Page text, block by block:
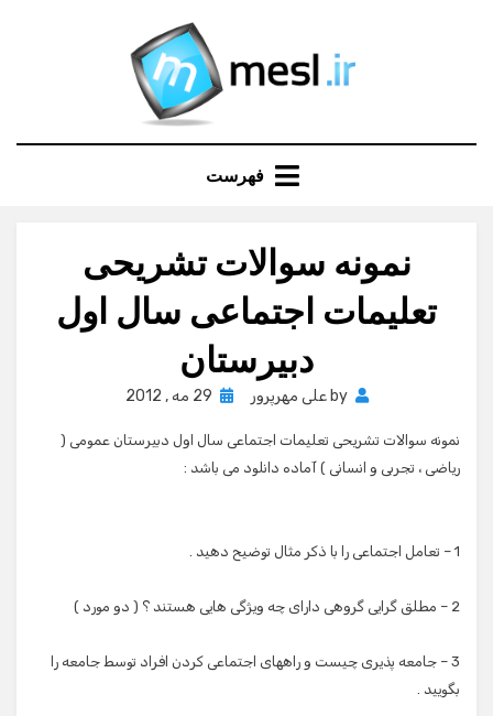
فهرست
نمونه سوالات تشریحی
تعلیمات اجتماعی سال اول
دبیرستان
by علی مهرپرور
Posted
29 مه , 2012
نمونه سوالات تشریحی تعلیمات اجتماعی سال اول دبیرستان عمومی (
ریاضی ، تجربی و انسانی ) آماده دانلود می باشد :
1 – تعامل اجتماعی را با ذكر مثال توضیح دهید .
2 – مطلق گرایی گروهی دارای چه ویژگی هایی هستند ؟ ( دو مورد )
3 – جامعه پذیری چیست و راههای اجتماعی كردن افراد توسط جامعه را
بگویید .